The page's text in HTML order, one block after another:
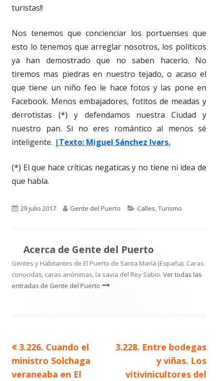
turistas!!
Nos tenemos que concienciar los portuenses que
esto lo tenemos que arreglar nosotros, los políticos
ya han demostrado que no saben hacerlo. No
tiremos mas piedras en nuestro tejado, o acaso el
que tiene un niño feo le hace fotos y las pone en
Facebook. Menos embajadores, fotitos de meadas y
derrotistas (*) y defendamos nuestra Ciudad y
nuestro pan. Si no eres romántico al menos sé
inteligente. |Texto: Miguel Sánchez Ivars.
(*) El que hace críticas negaticas y no tiene ni idea de
que habla.
Publicado
29 julio 2017 Autor
Gente del Puerto Categorías
Calles,Turismo
Acerca de Gente del Puerto
Gentes y Habitantes de El Puerto de Santa María (España). Caras
conocidas, caras anónimas, la savia del Rey Sabio. Ver todas las
entradas de Gente del Puerto
Navegación
de
Artículo
anterior
3.226. Cuando el
ministro Solchaga
veraneaba en El
Artículo
3.228. Entre bodegas
y viñas. Los
vitivinicultores del